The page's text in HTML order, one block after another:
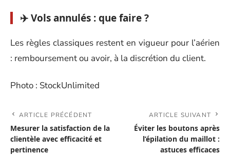
✈️ Vols annulés : que faire ?
Les règles classiques restent en vigueur pour l’aérien
: remboursement ou avoir, à la discrétion du client.
Photo : StockUnlimited
ARTICLE PRÉCÉDENT
Mesurer la satisfaction de la
clientèle avec efficacité et
pertinence
ARTICLE SUIVANT
Éviter les boutons après
l’épilation du maillot :
astuces efficaces